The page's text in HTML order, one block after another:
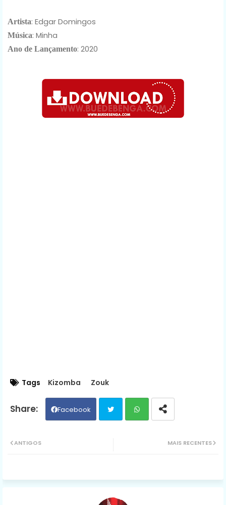
Artista: Edgar Domingos
Música: Minha
Ano de Lançamento: 2020
Tags Kizomba Zouk
Facebook
ap
MAIS RECENTES
ANTIGOS